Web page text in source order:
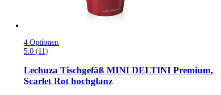
4 Optionen
5.0 (11)
Lechuza Tischgefäß MINI DELTINI Premium,
Scarlet Rot hochglanz